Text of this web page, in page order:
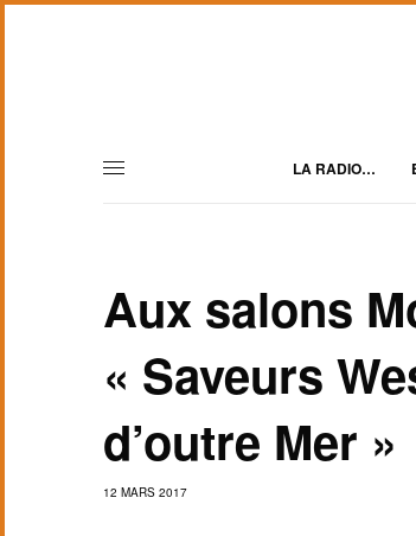
LA RADIO…
Aux salons
« Saveurs
d’outre Mer »
12 MARS 2017